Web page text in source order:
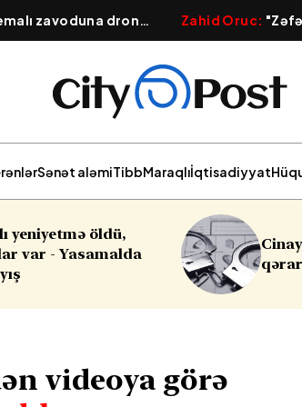
zavoduna dron
yanğın başlayıb
Zahid Oruc:
Qafqazın yeni
Sənət aləmiTibbMaraqlıİqtisadiyyat
işləri ilə bağlı vacib
videoya görə